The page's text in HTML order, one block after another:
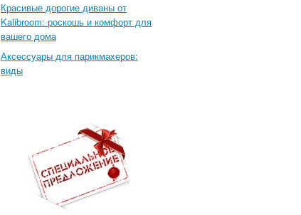
Красивые дорогие диваны от
Kalibroom: роскошь и комфорт для
вашего дома
Аксессуары для парикмахеров:
виды